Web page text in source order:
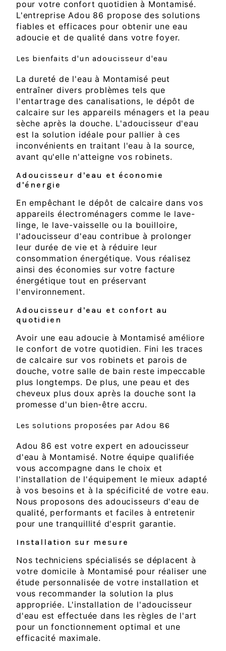
pour votre confort quotidien à Montamisé.
L'entreprise Adou 86 propose des solutions
fiables et efficaces pour obtenir une eau
adoucie et de qualité dans votre foyer.
Les bienfaits d'un adoucisseur d'eau
La dureté de l'eau à Montamisé peut
entraîner divers problèmes tels que
l'entartrage des canalisations, le dépôt de
calcaire sur les appareils ménagers et la peau
sèche après la douche. L'adoucisseur d'eau
est la solution idéale pour pallier à ces
inconvénients en traitant l'eau à la source,
avant qu'elle n'atteigne vos robinets.
Adoucisseur d'eau et économie
d'énergie
En empêchant le dépôt de calcaire dans vos
appareils électroménagers comme le lave-
linge, le lave-vaisselle ou la bouilloire,
l'adoucisseur d'eau contribue à prolonger
leur durée de vie et à réduire leur
consommation énergétique. Vous réalisez
ainsi des économies sur votre facture
énergétique tout en préservant
l'environnement.
Adoucisseur d'eau et confort au
quotidien
Avoir une eau adoucie à Montamisé améliore
le confort de votre quotidien. Fini les traces
de calcaire sur vos robinets et parois de
douche, votre salle de bain reste impeccable
plus longtemps. De plus, une peau et des
cheveux plus doux après la douche sont la
promesse d'un bien-être accru.
Les solutions proposées par Adou 86
Adou 86 est votre expert en adoucisseur
d'eau à Montamisé. Notre équipe qualifiée
vous accompagne dans le choix et
l'installation de l'équipement le mieux adapté
à vos besoins et à la spécificité de votre eau.
Nous proposons des adoucisseurs d'eau de
qualité, performants et faciles à entretenir
pour une tranquillité d'esprit garantie.
Installation sur mesure
Nos techniciens spécialisés se déplacent à
votre domicile à Montamisé pour réaliser une
étude personnalisée de votre installation et
vous recommander la solution la plus
appropriée. L'installation de l'adoucisseur
d'eau est effectuée dans les règles de l'art
pour un fonctionnement optimal et une
efficacité maximale.